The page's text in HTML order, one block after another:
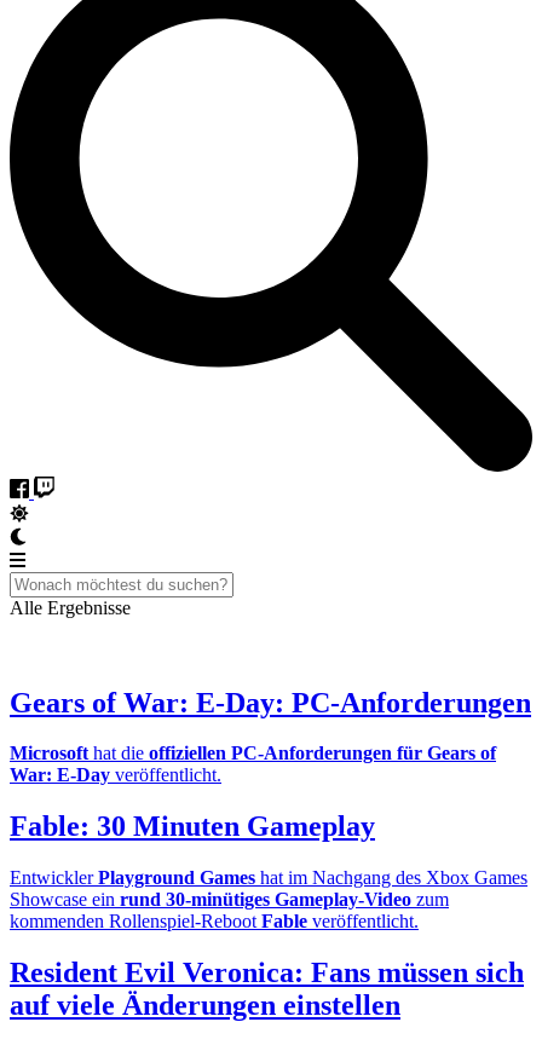
Alle Ergebnisse
Gears of War: E-Day: PC-Anforderungen
Microsofthat die offiziellen PC-Anforderungen für Gears of
War: E-Day veröffentlicht.
Fable: 30 Minuten Gameplay
EntwicklerPlayground Games hat im Nachgang des Xbox Games
Showcase ein rund 30-minütiges Gameplay-Video zum
kommenden Rollenspiel-Reboot Fable veröffentlicht.
Resident Evil Veronica: Fans müssen sich
auf viele Änderungen einstellen